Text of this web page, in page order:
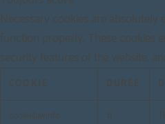
Necessary cookies are absolutely
function properly. These cookies
security features of the website,
COOKIE DURÉE
cookielawinfo-
11